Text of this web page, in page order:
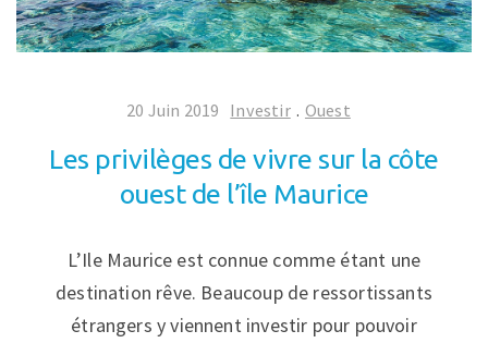
20 Juin 2019 Investir . Ouest
Les privilèges de vivre sur la côte
ouest de l’île Maurice
L’Ile Maurice est connue comme étant une
destination rêve. Beaucoup de ressortissants
étrangers y viennent investir pour pouvoir